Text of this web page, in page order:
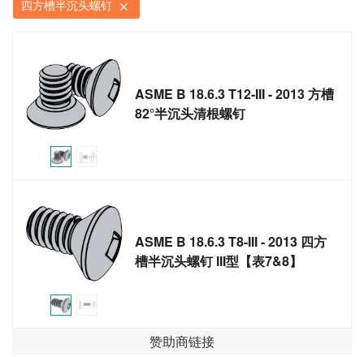
四方槽半沉头螺钉
ASME B 18.6.3 T12-III - 2013 方槽
82°半沉头清根螺钉
ASME B 18.6.3 T8-III - 2013 四方
槽半沉头螺钉 III型【表7&8】
赞助商链接